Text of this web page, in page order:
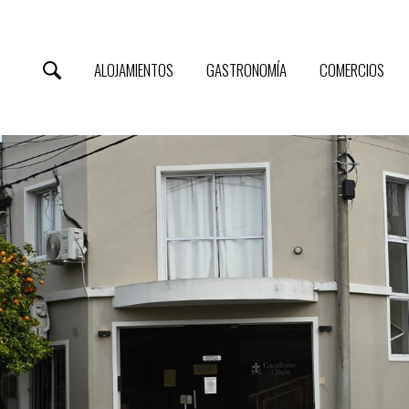
ALOJAMIENTOS GASTRONOMÍA COMERCIOS